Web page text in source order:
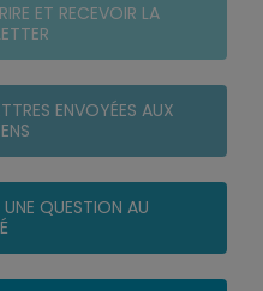
ET RECEVOIR LA
ENVOYÉES AUX
UNE QUESTION AU